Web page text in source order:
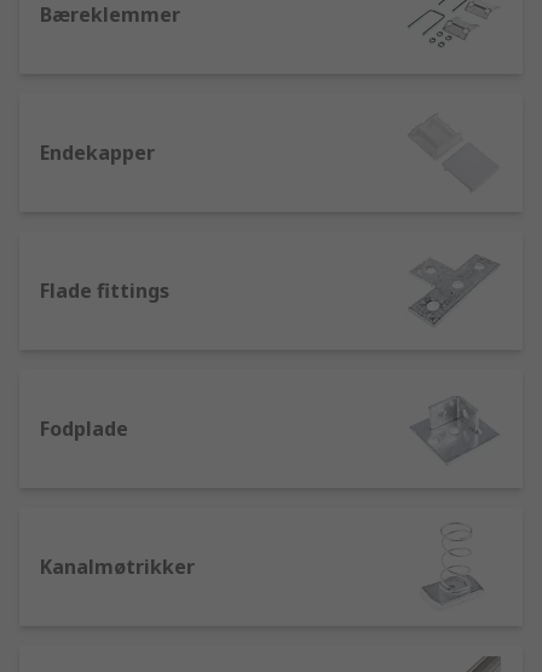
Bæreklemmer
Endekapper
Flade fittings
Fodplade
Kanalmøtrikker